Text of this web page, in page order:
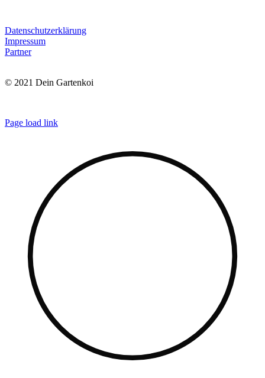
Datenschutzerklärung
Impressum
Partner
© 2021 Dein Gartenkoi
Page load link